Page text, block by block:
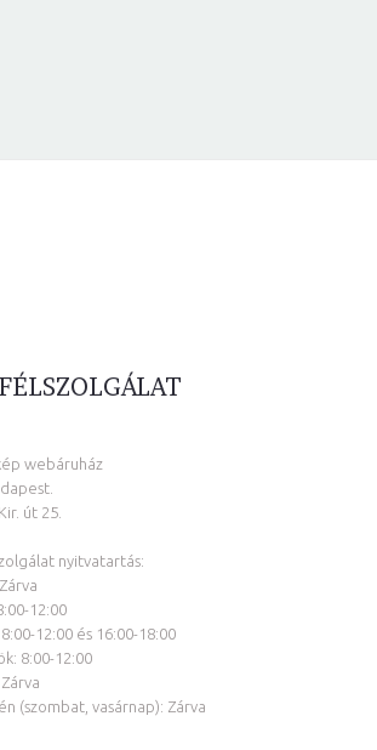
webáruház
út 25.
nyitvatartás:
12:00
12:00 és 16:00-18:00
8:00-12:00
(szombat, vasárnap): Zárva